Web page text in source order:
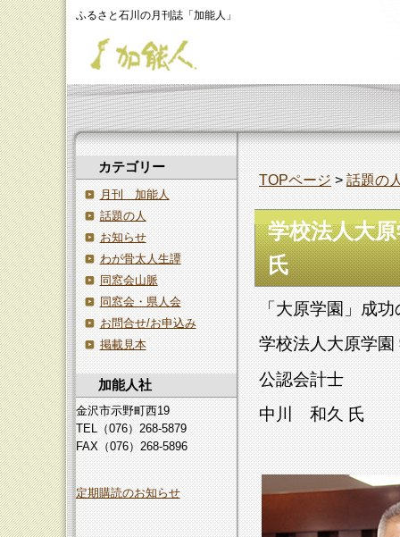
ふるさと石川の月刊誌「加能人」
TOPページ>話題の
学校法人大
氏
「大原学園」成功
学校法人大原学園
公認会計士
中川 和久 氏
カテゴリー
月刊 加能人
話題の人
お知らせ
わが骨太人生譚
同窓会山脈
同窓会・県人会
お問合せ/お申込み
掲載見本
加能人社
金沢市示野町西19
TEL（076）268-5879
FAX（076）268-5896
定期購読のお知らせ